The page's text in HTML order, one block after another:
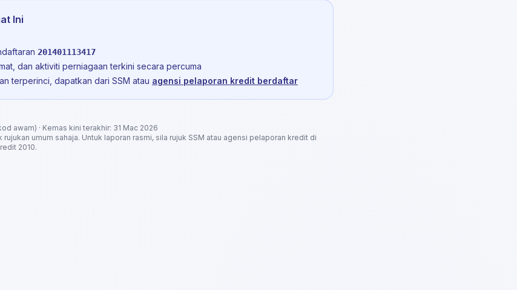
Ini
201401113417
dan aktiviti perniagaan terkini secara percuma
terperinci, dapatkan dari SSM atau agensi pelaporan kredit berdaftar
awam) · Kemas kini terakhir: 31 Mac 2026
umum sahaja. Untuk laporan rasmi, sila rujuk SSM atau agensi pelaporan kredit di
2010.